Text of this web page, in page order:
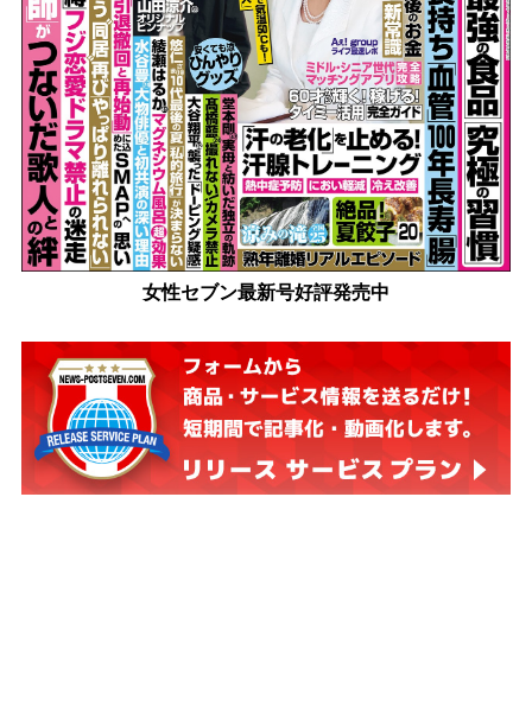
女性セブン最新号好評発売中